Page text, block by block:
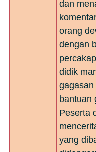
dan
orang
dengan
didik
bantuan
Peserta
yang